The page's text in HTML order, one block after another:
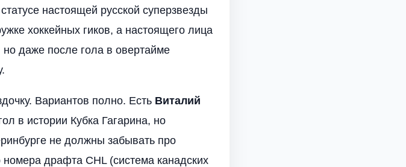
настоящей русской суперзвезды
хоккейных гиков, а настоящего лица
даже после гола в овертайме
Вариантов полно. Есть Виталий
в истории Кубка Гагарина, но
не должны забывать про
драфта CHL (система канадских